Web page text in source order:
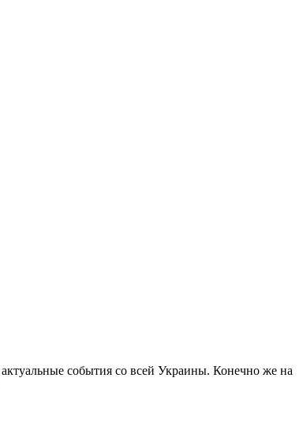
события со всей Украины. Конечно же на